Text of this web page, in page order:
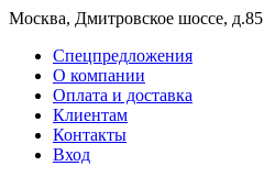
Москва, Дмитровское шоссе, д.85
Спецпредложения
О компании
Оплата и доставка
Клиентам
Контакты
Вход